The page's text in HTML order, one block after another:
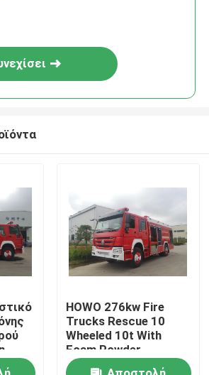
HOWO 276kw Fire
Trucks Rescue 10
Wheeled 10t With
Foam Powder
Combination